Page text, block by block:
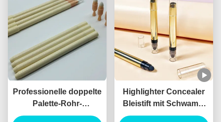
Professionelle doppelte
Palette-Rohr-
Augenschatten-Stick
Highlighter Concealer
Bleistift mit Schwamm
Oem Concealer Stiftung